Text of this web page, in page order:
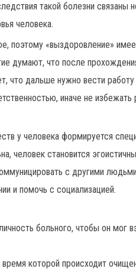
такой болезни связаны
человека.
поэтому «выздоровление»
думают, что после
что дальше нужно вести
иначе не избежать
у человека формируется
человек становится
с другими
и помочь с социализацией.
больного, чтобы он мог
которой происходит